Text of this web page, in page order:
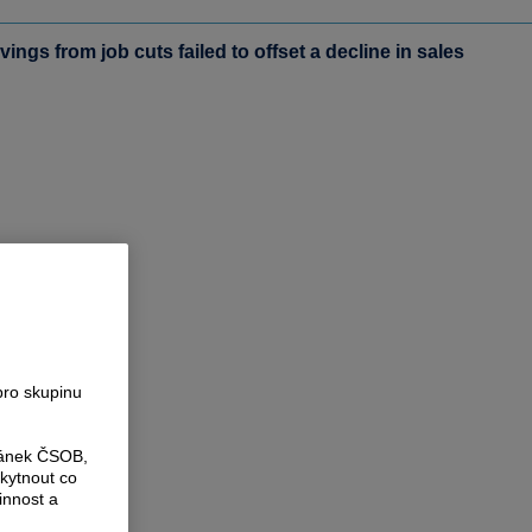
from job cuts failed to offset a decline in sales
skupinu
ČSOB,
co
a